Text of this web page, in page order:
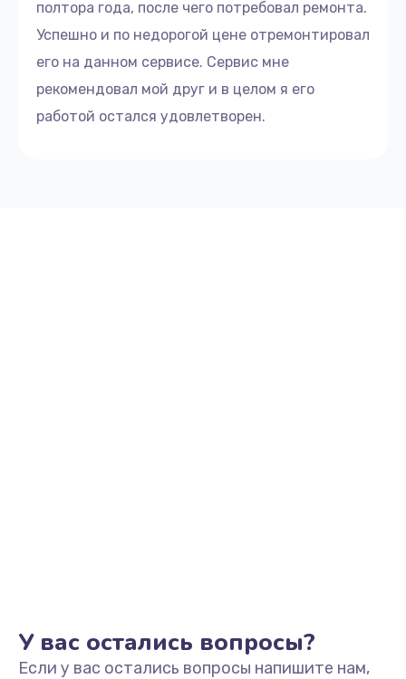
полтора года, после чего потребовал ремонта.
Успешно и по недорогой цене отремонтировал
его на данном сервисе. Сервис мне
рекомендовал мой друг и в целом я его
работой остался удовлетворен.
У вас остались вопросы?
Если у вас остались вопросы напишите нам,